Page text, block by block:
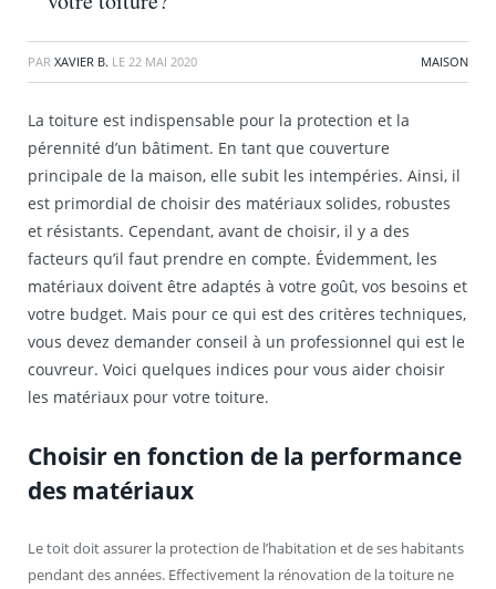
PAR XAVIER B. LE 22 MAI 2020 MAISON
La toiture est indispensable pour la protection et la
pérennité d’un bâtiment. En tant que couverture
principale de la maison, elle subit les intempéries. Ainsi, il
est primordial de choisir des matériaux solides, robustes
et résistants. Cependant, avant de choisir, il y a des
facteurs qu’il faut prendre en compte. Évidemment, les
matériaux doivent être adaptés à votre goût, vos besoins et
votre budget. Mais pour ce qui est des critères techniques,
vous devez demander conseil à un professionnel qui est le
couvreur. Voici quelques indices pour vous aider choisir
les matériaux pour votre toiture.
Choisir en fonction de la performance
des matériaux
Le toit doit assurer la protection de l’habitation et de ses habitants
pendant des années. Effectivement la rénovation de la toiture ne